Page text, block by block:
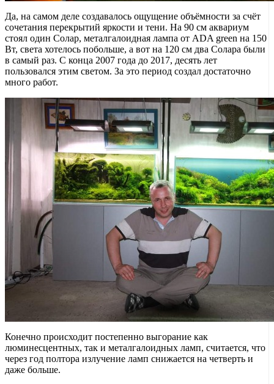
Да, на самом деле создавалось ощущение объёмности за счёт
сочетания перекрытий яркости и тени. На 90 см аквариум
стоял один Солар, металгалоидная лампа от ADA green на 150
Вт, света хотелось побольше, а вот на 120 см два Солара были
в самый раз. С конца 2007 года до 2017, десять лет
пользовался этим светом. За это период создал достаточно
много работ.
Конечно происходит постепенно выгорание как
люминесцентных, так и металгалоидных ламп, считается, что
через год полтора излучение ламп снижается на четверть и
даже больше.